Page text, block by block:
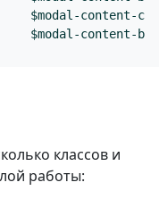
$modal-content-
$modal-content-
классов и
работы: